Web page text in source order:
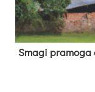
Sma­gi